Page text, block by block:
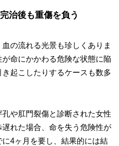
治後も重傷を負う
の流れる光景も珍しくありま
命にかかわる危険な状態に陥
起こしたりするケースも数多
や肛門裂傷と診断された女性
れた場合、命を失う危険性が
4ヶ月を要し、結果的には結